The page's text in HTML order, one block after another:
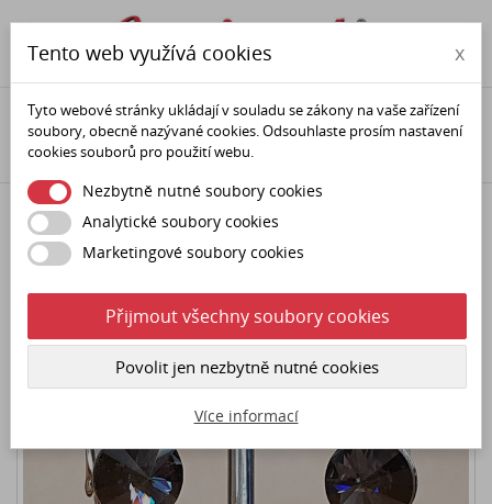

Domů Šperky (Swarovski krystaly) Náušnice
Klapky
Náušnice klapka SW - Graphite
Tento web využívá cookies x
Tyto webové stránky ukládají v souladu se zákony na vaše zařízení
soubory, obecně nazývané cookies. Odsouhlaste prosím nastavení
cookies souborů pro použití webu.
Nezbytně nutné soubory cookies
Analytické soubory cookies
Marketingové soubory cookies
Přijmout všechny soubory cookies
Povolit jen nezbytně nutné cookies
Více informací